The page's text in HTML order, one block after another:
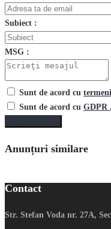
Subiect :
MSG :
Sunt de acord cu
Sunt de acord cu GDPR
Anunțuri similare
Contact
Str. Stefan Voda nr. 27A,